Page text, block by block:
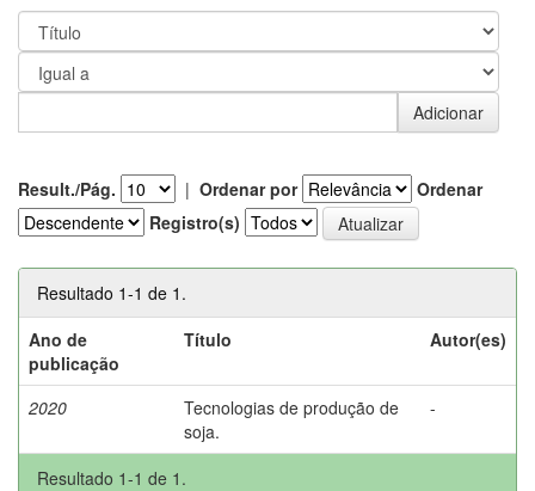
Result./Pág. | Ordenar por
Ordenar
Registro(s)
Resultado 1-1 de 1.
Ano de
publicação
Título Autor(es)
2020
Tecnologias de produção de
soja.
-
Resultado 1-1 de 1.